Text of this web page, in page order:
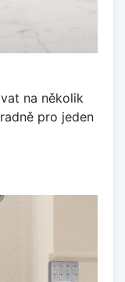
na několik
pro jeden